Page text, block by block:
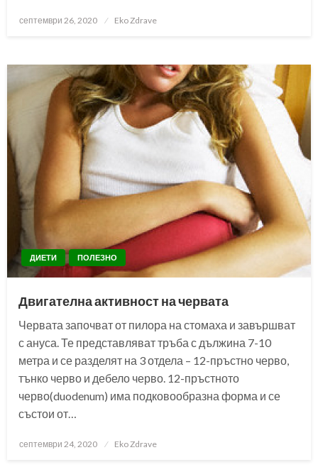
Posted
септември 26, 2020 Eko Zdrave
ДИЕТИ ПОЛЕЗНО
Двигателна активност на червата
Червата започват от пилора на стомаха и завършват
с ануса. Те представляват тръба с дължина 7-10
метра и се разделят на 3 отдела – 12-пръстно черво,
тънко черво и дебело черво. 12-пръстното
черво(duodenum) има подковообразна форма и се
състои от…
Posted
септември 24, 2020 Eko Zdrave